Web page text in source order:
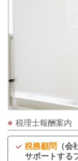
税理士報酬案内
税務顧問
（
サポートする